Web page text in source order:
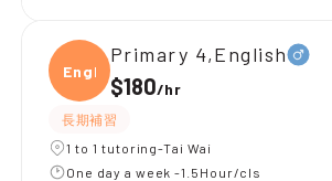
Engli
Primary 4,English
$180/hr
長期補習
1 to 1 tutoring-Tai Wai
One day a week -1.5Hour/cls